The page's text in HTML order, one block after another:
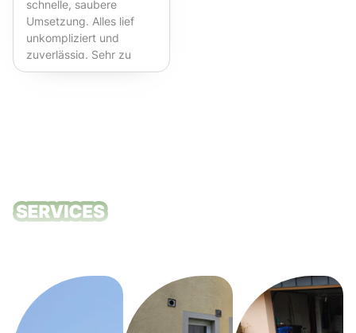
schnelle, saubere
Umsetzung. Alles lief
unkompliziert und
zuverlässig. Sehr zu
empfehlen!